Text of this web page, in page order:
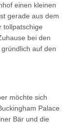
einen kleinen
gerade aus dem
tollpatschige
bei den
auf den
möchte sich
Palace
Bär und die